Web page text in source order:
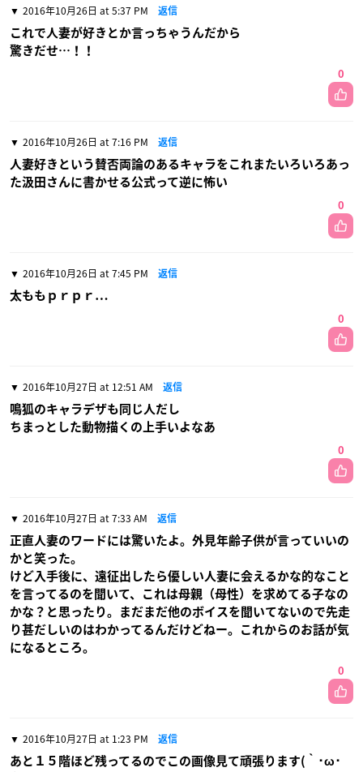
2016年10月26日 at 5:37 PM 返信
これで人妻が好きとか言っちゃうんだから
驚きだせ…！！
0
2016年10月26日 at 7:16 PM 返信
人妻好きという賛否両論のあるキャラをこれまたいろいろあっ
た汲田さんに書かせる公式って逆に怖い
0
2016年10月26日 at 7:45 PM 返信
太ももｐｒｐｒ…
0
2016年10月27日 at 12:51 AM 返信
鳴狐のキャラデザも同じ人だし
ちまっとした動物描くの上手いよなあ
0
2016年10月27日 at 7:33 AM 返信
正直人妻のワードには驚いたよ。外見年齢子供が言っていいの
かと笑った。
けど入手後に、遠征出したら優しい人妻に会えるかな的なこと
を言ってるのを聞いて、これは母親（母性）を求めてる子なの
かな？と思ったり。まだまだ他のボイスを聞いてないので先走
り甚だしいのはわかってるんだけどねー。これからのお話が気
になるところ。
0
2016年10月27日 at 1:23 PM 返信
あと１５階ほど残ってるのでこの画像見て頑張ります(｀･ω･